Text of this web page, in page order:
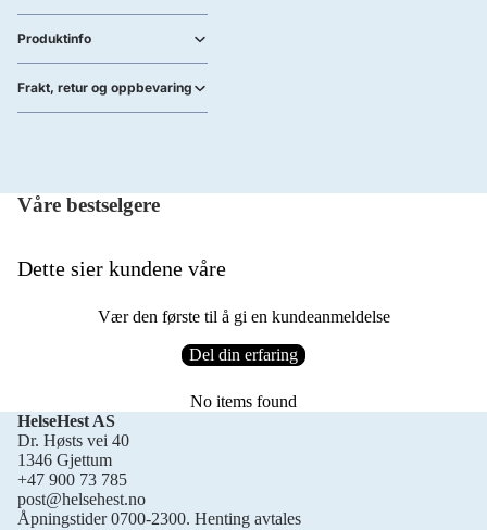
Produktinfo
Frakt, retur og oppbevaring
Våre bestselgere
Dette sier kundene våre
Vær den første til å gi en kundeanmeldelse
Del din erfaring
No items found
HelseHest AS
Dr. Høsts vei 40
1346 Gjettum
+47 900 73 785
post@helsehest.no
Åpningstider 0700-2300. Henting avtales